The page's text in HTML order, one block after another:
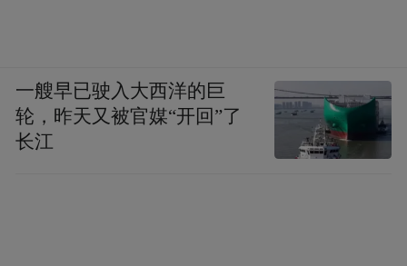
一艘早已驶入大西洋的巨
轮，昨天又被官媒“开回”了
长江